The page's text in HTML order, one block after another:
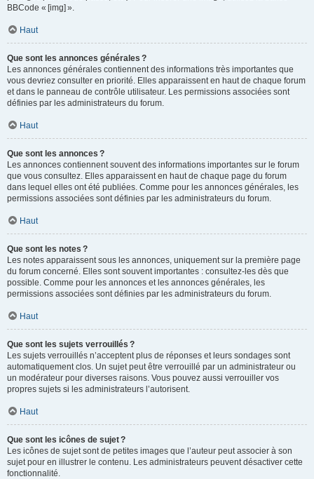
BBCode « [img] ».
Haut
Que sont les annonces générales ?
Les annonces générales contiennent des informations très importantes que
vous devriez consulter en priorité. Elles apparaissent en haut de chaque forum
et dans le panneau de contrôle utilisateur. Les permissions associées sont
définies par les administrateurs du forum.
Haut
Que sont les annonces ?
Les annonces contiennent souvent des informations importantes sur le forum
que vous consultez. Elles apparaissent en haut de chaque page du forum
dans lequel elles ont été publiées. Comme pour les annonces générales, les
permissions associées sont définies par les administrateurs du forum.
Haut
Que sont les notes ?
Les notes apparaissent sous les annonces, uniquement sur la première page
du forum concerné. Elles sont souvent importantes : consultez-les dès que
possible. Comme pour les annonces et les annonces générales, les
permissions associées sont définies par les administrateurs du forum.
Haut
Que sont les sujets verrouillés ?
Les sujets verrouillés n’acceptent plus de réponses et leurs sondages sont
automatiquement clos. Un sujet peut être verrouillé par un administrateur ou
un modérateur pour diverses raisons. Vous pouvez aussi verrouiller vos
propres sujets si les administrateurs l’autorisent.
Haut
Que sont les icônes de sujet ?
Les icônes de sujet sont de petites images que l’auteur peut associer à son
sujet pour en illustrer le contenu. Les administrateurs peuvent désactiver cette
fonctionnalité.